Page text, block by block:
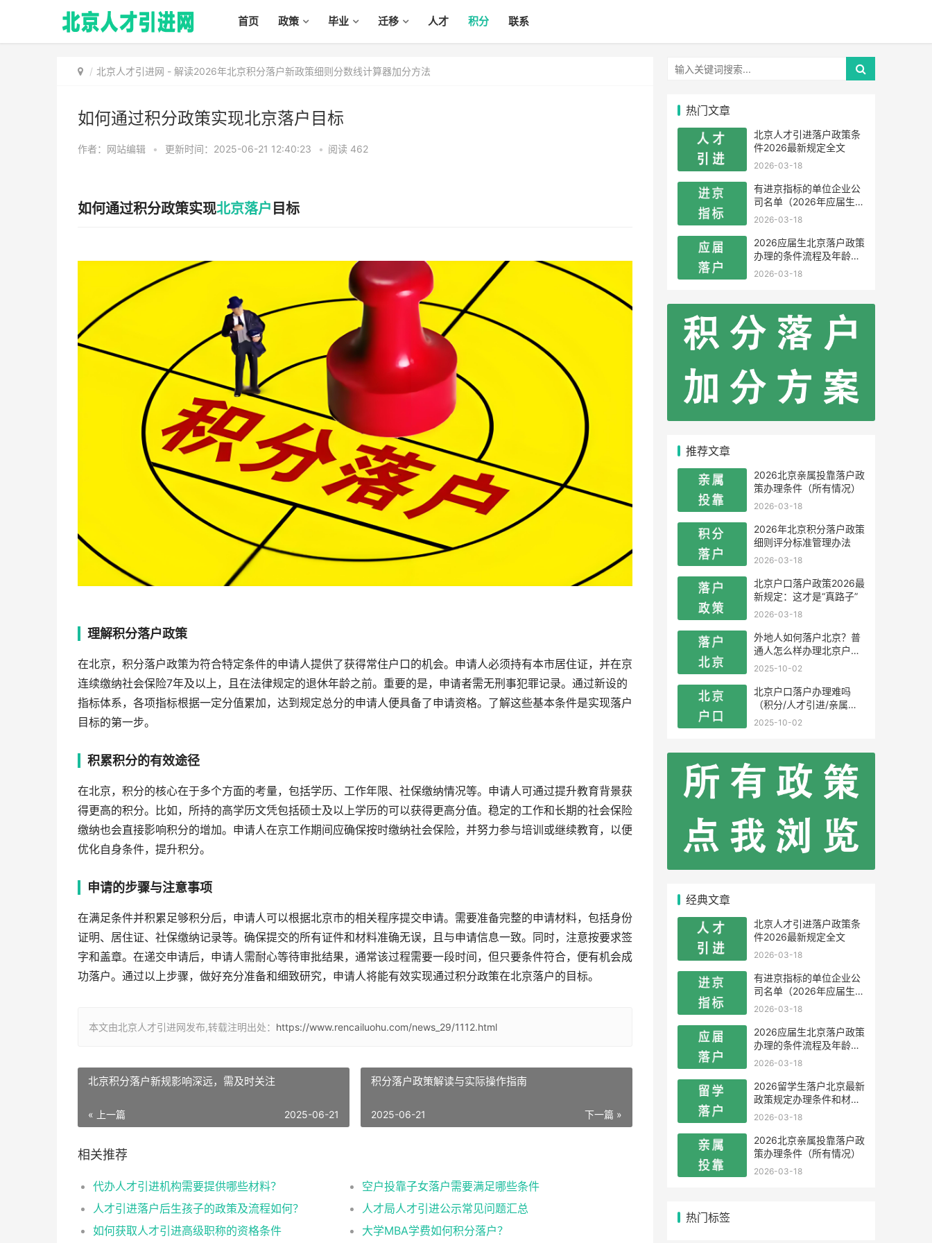
首页 政策 毕业 迁移 人才 积分 联系
北京人才引进网 - 解读2026年北京积分落户新政策细则分数线计算器加分方法
如何通过积分政策实现北京落户目标
作者：网站编辑 • 更新时间：2025-06-21 12:40:23 • 阅读 462
如何通过积分政策实现北京落户 目标
理解积分落户政策
在北京，积分落户政策为符合特定条件的申请人提供了获得常住户口的机会。申请人必须持有本市居住证，并在京
连续缴纳社会保险7年及以上，且在法律规定的退休年龄之前。重要的是，申请者需无刑事犯罪记录。通过新设的
指标体系，各项指标根据一定分值累加，达到规定总分的申请人便具备了申请资格。了解这些基本条件是实现落户
目标的第一步。
积累积分的有效途径
在北京，积分的核心在于多个方面的考量，包括学历、工作年限、社保缴纳情况等。申请人可通过提升教育背景获
得更高的积分。比如，所持的高学历文凭包括硕士及以上学历的可以获得更高分值。稳定的工作和长期的社会保险
缴纳也会直接影响积分的增加。申请人在京工作期间应确保按时缴纳社会保险，并努力参与培训或继续教育，以便
优化自身条件，提升积分。
申请的步骤与注意事项
在满足条件并积累足够积分后，申请人可以根据北京市的相关程序提交申请。需要准备完整的申请材料，包括身份
证明、居住证、社保缴纳记录等。确保提交的所有证件和材料准确无误，且与申请信息一致。同时，注意按要求签
字和盖章。在递交申请后，申请人需耐心等待审批结果，通常该过程需要一段时间，但只要条件符合，便有机会成
功落户。通过以上步骤，做好充分准备和细致研究，申请人将能有效实现通过积分政策在北京落户的目标。
本文由北京人才引进网发布,转载注明出处： https://www.rencailuohu.com/news_29/1112.html
北京积分落户新规影响深远，需及时关注
« 上一篇 2025-06-21
积分落户政策解读与实际操作指南
下一篇 »
2025-06-21
相关推荐
代办人才引进机构需要提供哪些材料？
空户投靠子女落户需要满足哪些条件
人才引进落户后生孩子的政策及流程如何？
人才局人才引进公示常见问题汇总
如何获取人才引进高级职称的资格条件
大学MBA学费如何积分落户？
热门文章
北京人才引进落户政策条
件2026最新规定全文
2026-03-18
有进京指标的单位企业公
司名单（2026年应届生留
学生）
2026-03-18
2026应届生北京落户政策
办理的条件流程及年龄限
制
2026-03-18
推荐文章
2026北京亲属投靠落户政
策办理条件（所有情况）
2026-03-18
2026年北京积分落户政策
细则评分标准管理办法
2026-03-18
北京户口落户政策2026最
新规定：这才是“真路子”
2026-03-18
外地人如何落户北京？普
通人怎么样办理北京户
口？
2025-10-02
北京户口落户办理难吗
（积分/人才引进/亲属投
靠）
2025-10-02
经典文章
北京人才引进落户政策条
件2026最新规定全文
2026-03-18
有进京指标的单位企业公
司名单（2026年应届生留
学生）
2026-03-18
2026应届生北京落户政策
办理的条件流程及年龄限
制
2026-03-18
2026留学生落户北京最新
政策规定办理条件和材料
及流程
2026-03-18
2026北京亲属投靠落户政
策办理条件（所有情况）
2026-03-18
热门标签